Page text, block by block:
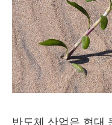
반도체 산업은 현대